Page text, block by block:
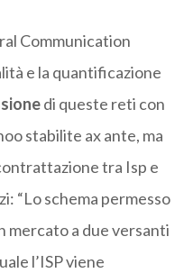
Communication
e la quantificazione
di queste reti con
stabilite ax ante, ma
tra Isp e
“Lo schema permesso
mercato a due versanti
l’ISP viene